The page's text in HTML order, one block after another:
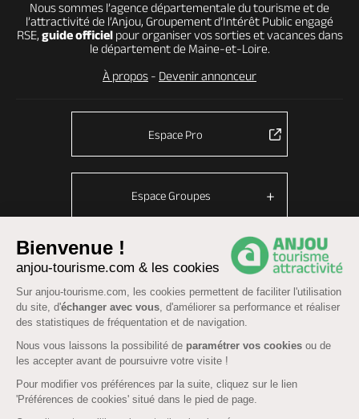
Bienvenue !
anjou-tourisme.com & les cookies
Sur anjou-tourisme.com, les cookies permettent de faciliter l'utilisation
du site, d'échanger avec vous, d'améliorer sa performance et réaliser
des statistiques de fréquentation et de navigation.
Nous vous laissons la possibilité de paramétrer vos cookies ou de
les accepter avant de poursuivre votre visite !
Pour modifier vos préférences par la suite, cliquez sur le lien
'Préférences de cookies' situé dans le pied de page.
Nous sommes l’agence départementale du tourisme et de
l’attractivité de l’Anjou, Groupement d’Intérêt Public engagé
RSE, guide officielpour organiser vos sorties et vacances dans
le département de Maine-et-Loire.
À propos - Devenir annonceur
Espace Pro
Espace Groupes
© Anjou tourisme 2026 -Plan du site-Fonctionnement du site
Mentions légales -Données personnelles -Cookies
CGU Réservation
Accessibilité : partiellement conforme